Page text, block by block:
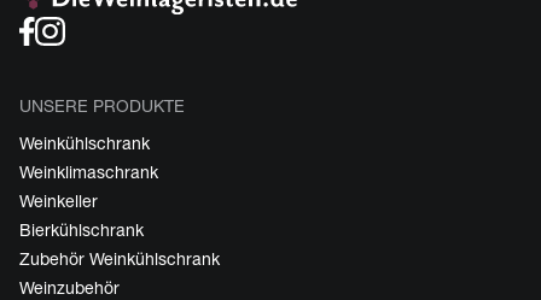
UNSERE PRODUKTE
Weinkühlschrank
Weinklimaschrank
Weinkeller
Bierkühlschrank
Zubehör Weinkühlschrank
Weinzubehör